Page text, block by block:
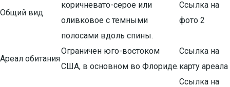
Общий вид
коричневато-серое или
оливковое с темными
полосами вдоль спины.
Ссылка на
фото 2
Ареал обитания
Ограничен юго-востоком
США, в основном во Флориде.
Ссылка на
карту ареала
Ссылка на